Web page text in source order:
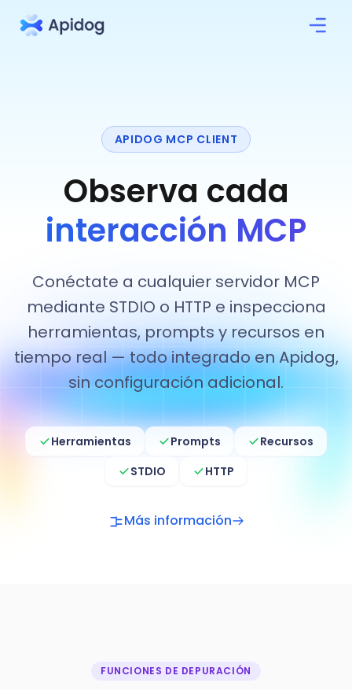
APIDOG MCP CLIENT
Observa cada
interacción MCP
Conéctate a cualquier servidor MCP
mediante STDIO o HTTP e inspecciona
herramientas, prompts y recursos en
tiempo real — todo integrado en Apidog,
sin configuración adicional.
Herramientas Prompts
Recursos
STDIO
HTTP
Más información
FUNCIONES DE DEPURACIÓN